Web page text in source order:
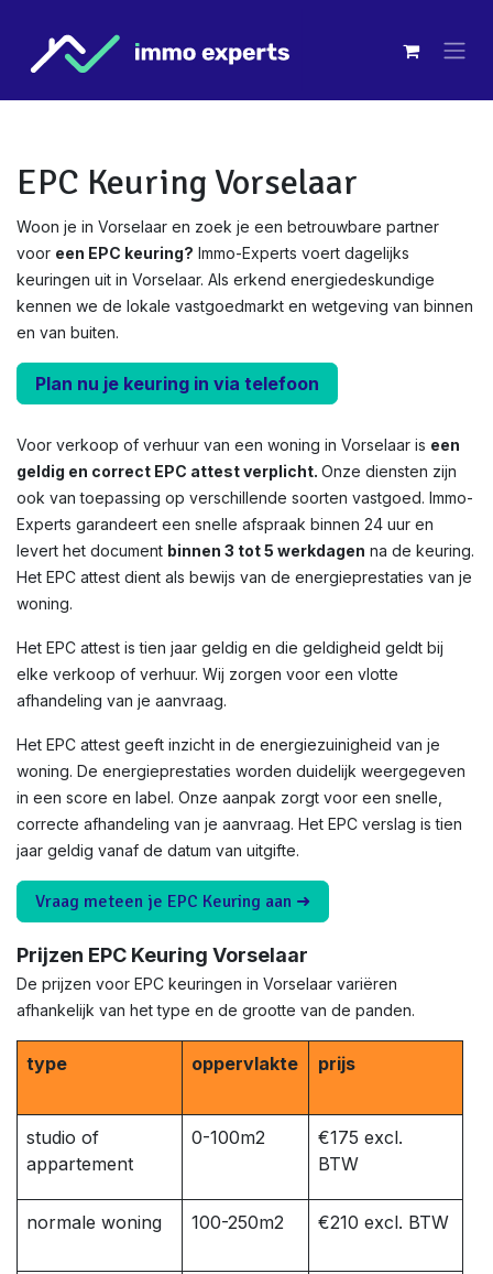
EPC Keuring Vorselaar
Woon je in Vorselaar en zoek je een betrouwbare partner
voor een EPC keuring? Immo-Experts voert dagelijks
keuringen uit in Vorselaar. Als erkend energiedeskundige
kennen we de lokale vastgoedmarkt en wetgeving van binnen
en van buiten.
Plan nu je keuring in via telefoon
Voor verkoop of verhuur van een woning in Vorselaar is een
geldig en correct EPC attest verplicht. Onze diensten zijn
ook van toepassing op verschillende soorten vastgoed. Immo-
Experts garandeert een snelle afspraak binnen 24 uur en
levert het document binnen 3 tot 5 werkdagen na de keuring.
Het EPC attest dient als bewijs van de energieprestaties van je
woning.
Het EPC attest is tien jaar geldig en die geldigheid geldt bij
elke verkoop of verhuur. Wij zorgen voor een vlotte
afhandeling van je aanvraag.
Het EPC attest geeft inzicht in de energiezuinigheid van je
woning. De energieprestaties worden duidelijk weergegeven
in een score en label. Onze aanpak zorgt voor een snelle,
correcte afhandeling van je aanvraag. Het EPC verslag is tien
jaar geldig vanaf de datum van uitgifte.
Vraag meteen je EPC Keuring aan ➜
Prijzen EPC Keuring Vorselaar
De prijzen voor EPC keuringen in Vorselaar variëren
afhankelijk van het type en de grootte van de panden.
type oppervlakte prijs
studio of
appartement
0-100m2
€175 excl.
BTW
normale woning 100-250m2 €210 excl. BTW